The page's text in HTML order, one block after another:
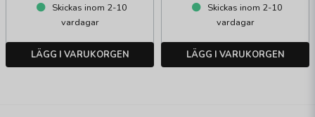
Skickas inom 2-10
vardagar
LÄGG I VARUKORGEN
Skickas inom 2-10
vardagar
LÄGG I VARUKORGEN